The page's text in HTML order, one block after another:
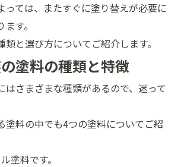
っては、またすぐに塗り替えが必要に
す。
と選び方についてご紹介します。
塗料の種類と特徴
はさまざまな種類があるので、迷って
塗料の中でも4つの塗料についてご紹
塗料です。